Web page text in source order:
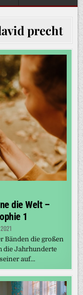
precht
die Welt –
1
Bänden die großen
die Jahrhunderte
auf…